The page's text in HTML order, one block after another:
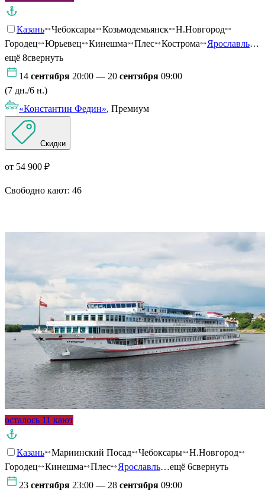
Казань Чебоксары Козьмодемьянск
Н.Новгород
Городец
Юрьевец Кинешма Плес Кострома Ярославль…
ещё 8свернуть
14 сентября 20:00 — 20 сентября 09:00
(7 дн./6 н.)
«Константин Федин», Премиум
Скидки
от 54 900 ₽
Свободно кают: 46
осталось 11 кают
Казань Мариинский Посад Чебоксары
Н.Новгород
Городец
Кинешма Плес Ярославль…ещё 6свернуть
23 сентября 23:00 — 28 сентября 09:00